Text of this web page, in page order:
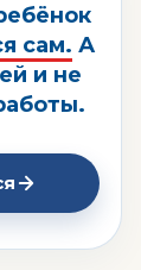
сам. А
и не